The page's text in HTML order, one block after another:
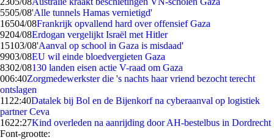
5505/08'Alle tunnels Hamas vernietigd'
16504/08Frankrijk opvallend hard over offensief Gaza
9204/08Erdogan vergelijkt Israël met Hitler
15103/08'Aanval op school in Gaza is misdaad'
9903/08EU wil einde bloedvergieten Gaza
8302/08130 landen eisen actie V-raad om Gaza
006:40Zorgmedewerkster die 's nachts haar vriend bezocht terecht
ontslagen
11 22:40Datalek bij Bol en de Bijenkorf na cyberaanval op logistiek
partner Ceva
1622:27Kind overleden na aanrijding door AH-bestelbus in Dordrecht
Font-grootte: